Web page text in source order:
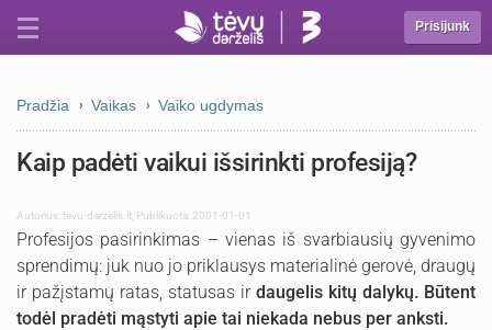
Prisijunk
Pradžia Vaikas Vaiko ugdymas
Kaip padėti vaikui išsirinkti profesiją?
Autorius:tevu-darzelis.lt Publikuota: 2001-01-01
Profesijos pasirinkimas – vienas iš svarbiausių gyvenimo
sprendimų: juk nuo jo priklausys materialinė gerovė, draugų
ir pažįstamų ratas, statusas ir daugelis kitų dalykų. Būtent
todėl pradėti mąstyti apie tai niekada nebus per anksti.